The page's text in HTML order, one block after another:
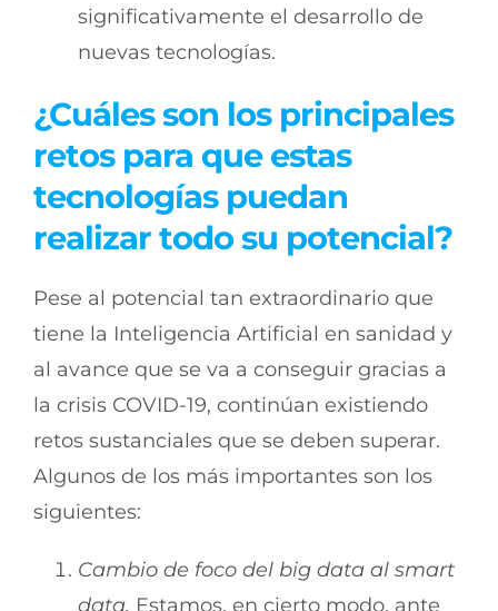
significativamente el desarrollo de
nuevas tecnologías.
¿Cuáles son los principales
retos para que estas
tecnologías puedan
realizar todo su potencial?
Pese al potencial tan extraordinario que
tiene la Inteligencia Artificial en sanidad y
al avance que se va a conseguir gracias a
la crisis COVID-19, continúan existiendo
retos sustanciales que se deben superar.
Algunos de los más importantes son los
siguientes:
Cambio de foco del big data al smart
data. Estamos, en cierto modo, ante